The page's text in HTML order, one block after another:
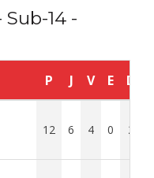
14 -
P J V E D
12 6 4 0 2